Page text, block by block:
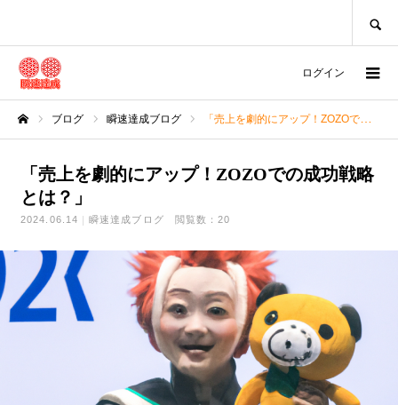
ログイン
ブログ 瞬速達成ブログ 「売上を劇的にアップ！ZOZOでの成功戦略とは？」
「売上を劇的にアップ！ZOZOでの成功戦略
とは？」
2024.06.14 瞬速達成ブログ 閲覧数：20